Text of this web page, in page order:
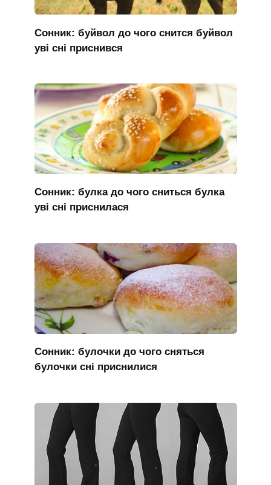
Сонник: буйвол до чого снится буйвол
уві сні приснився
Сонник: булка до чого сниться булка
уві сні приснилася
Сонник: булочки до чого сняться
булочки сні приснилися